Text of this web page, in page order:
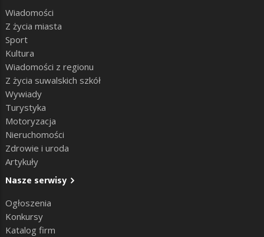
Wiadomości
Z życia miasta
Sport
Kultura
Wiadomości z regionu
Z życia suwalskich szkół
Wywiady
Turystyka
Motoryzacja
Nieruchomości
Zdrowie i uroda
Artykuły
Nasze serwisy
Ogłoszenia
Konkursy
Katalog firm